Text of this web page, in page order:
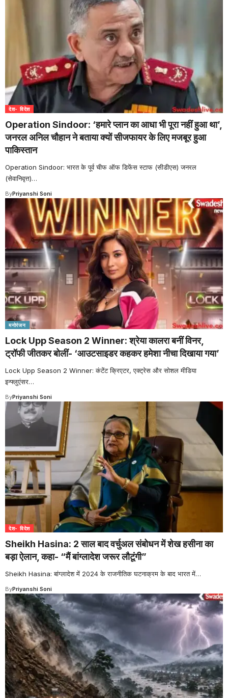
देश- विदेश
Operation Sindoor: ‘हमारे प्लान का आधा भी पूरा नहीं हुआ था’,
जनरल अनिल चौहान ने बताया क्यों सीजफायर के लिए मजबूर हुआ
पाकिस्तान
Operation Sindoor: भारत के पूर्व चीफ ऑफ डिफेंस स्टाफ (सीडीएस) जनरल
(सेवानिवृत्त)…
ByPriyanshi Soni
मनोरंजन
Lock Upp Season 2 Winner: श्रेया कालरा बनीं विनर,
ट्रॉफी जीतकर बोलीं- ‘आउटसाइडर कहकर हमेशा नीचा दिखाया गया’
Lock Upp Season 2 Winner: कंटेंट क्रिएटर, एक्ट्रेस और सोशल मीडिया
इन्फ्लुएंसर…
ByPriyanshi Soni
देश- विदेश
Sheikh Hasina: 2 साल बाद वर्चुअल संबोधन में शेख हसीना का
बड़ा ऐलान, कहा- “मैं बांग्लादेश जरूर लौटूंगी”
Sheikh Hasina: बांग्लादेश में 2024 के राजनीतिक घटनाक्रम के बाद भारत में…
ByPriyanshi Soni